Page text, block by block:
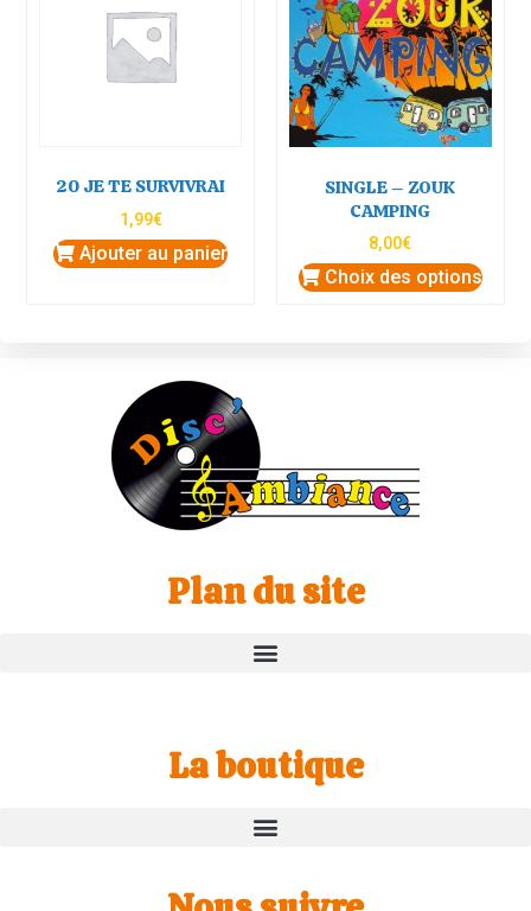
20 JE TE SURVIVRAI
1,99€
Ajouter au panier
SINGLE – ZOUK
CAMPING
8,00€
Choix des options
Plan du site
La boutique